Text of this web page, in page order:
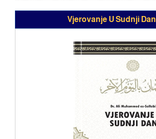
Vjerovanje U Sudnji Dan